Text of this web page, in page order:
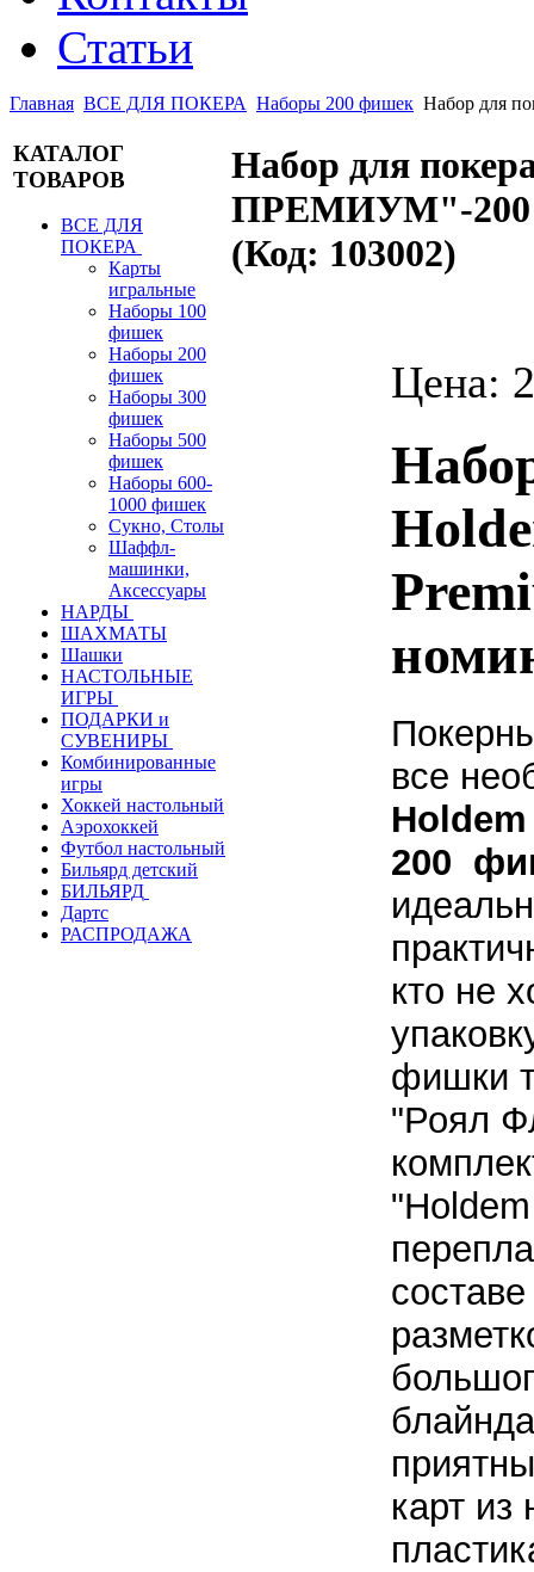
Статьи
Главная ВСЕ ДЛЯ ПОКЕРА Наборы 200 фишек Набор для
КАТАЛОГ
ТОВАРОВ
ВСЕ ДЛЯ
ПОКЕРА
Карты
игральные
Наборы 100
фишек
Наборы 200
фишек
Наборы 300
фишек
Наборы 500
фишек
Наборы 600-
1000 фишек
Сукно, Столы
Шаффл-
машинки,
Аксессуары
НАРДЫ
ШАХМАТЫ
Шашки
НАСТОЛЬНЫЕ
ИГРЫ
ПОДАРКИ и
СУВЕНИРЫ
Комбинированные
игры
Хоккей настольный
Аэрохоккей
Футбол настольный
Бильярд детский
БИЛЬЯРД
Дартс
РАСПРОДАЖА
Набор для
ПРЕМИУМ"-200
(Код: 103002)
Цена:
все
200
кто не
фишки
"Роял
карт из